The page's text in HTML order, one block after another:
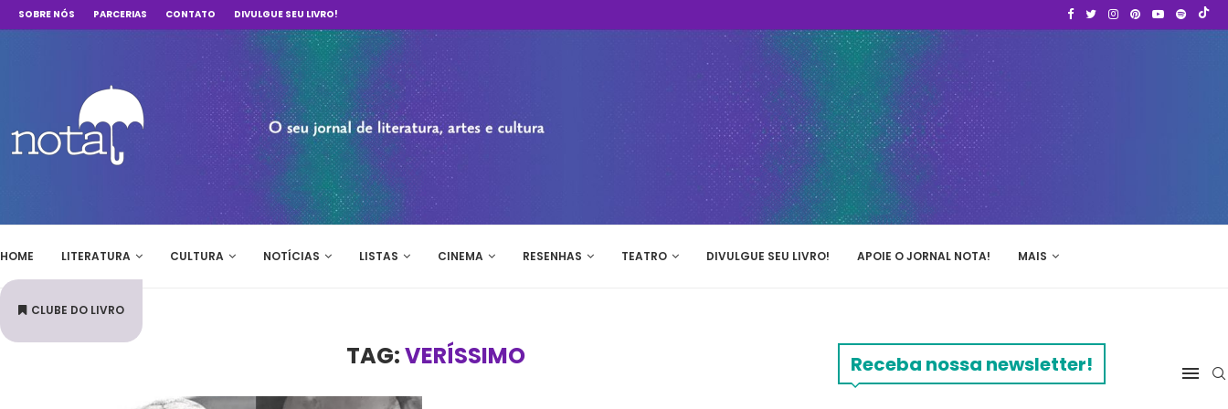
SOBRE NÓS PARCERIAS CONTATO DIVULGUE SEU LIVRO!
HOME LITERATURA CULTURA NOTÍCIAS LISTAS CINEMA RESENHAS TEATRO DIVULGUE SEU LIVRO! APOIE O JORNAL NOTA! MAIS
CLUBE DO LIVRO
TAG:VERÍSSIMO Receba nossa newsletter!